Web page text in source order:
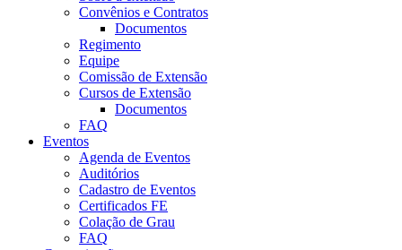
Convênios e Contratos
Documentos
Regimento
Equipe
Comissão de Extensão
Cursos de Extensão
Documentos
FAQ
Eventos
Agenda de Eventos
Auditórios
Cadastro de Eventos
Certificados FE
Colação de Grau
FAQ